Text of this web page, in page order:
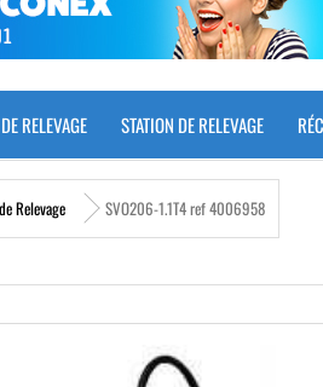
RELEVAGE STATION DE RELEVAGE
Relevage SVO206-1.1T4 ref 4006958